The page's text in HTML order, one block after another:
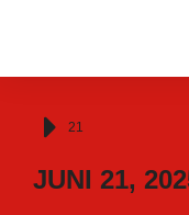
Je bent hier:
21
JUNI 21,